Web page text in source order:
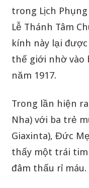
trong Lịch
Lễ Thánh Tâm
kính này lại
thế giới nhờ vào
năm 1917.
Trong lần hiện
Nha) với ba trẻ
Giaxinta), Đức
thấy một trái tim
đâm thấu rỉ